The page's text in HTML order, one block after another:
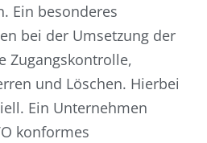
Ein besonderes
bei der Umsetzung der
Zugangskontrolle,
und Löschen. Hierbei
Ein Unternehmen
konformes